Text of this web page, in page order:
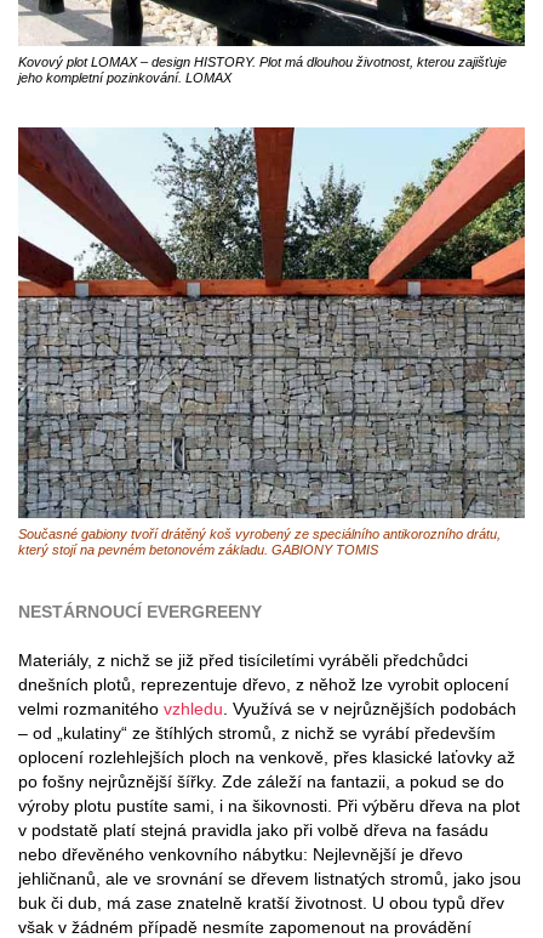
Kovový plot LOMAX – design HISTORY. Plot má dlouhou životnost, kterou zajišťuje
jeho kompletní pozinkování. LOMAX
Současné gabiony tvoří drátěný koš vyrobený ze speciálního antikorozního drátu,
který stojí na pevném betonovém základu. GABIONY TOMIS
NESTÁRNOUCÍ EVERGREENY
Materiály, z nichž se již před tisíciletími vyráběli předchůdci
dnešních plotů, reprezentuje dřevo, z něhož lze vyrobit oplocení
velmi rozmanitého vzhledu . Využívá se v nejrůznějších podobách
– od „kulatiny“ ze štíhlých stromů, z nichž se vyrábí především
oplocení rozlehlejších ploch na venkově, přes klasické laťovky až
po fošny nejrůznější šířky. Zde záleží na fantazii, a pokud se do
výroby plotu pustíte sami, i na šikovnosti. Při výběru dřeva na plot
v podstatě platí stejná pravidla jako při volbě dřeva na fasádu
nebo dřevěného venkovního nábytku: Nejlevnější je dřevo
jehličnanů, ale ve srovnání se dřevem listnatých stromů, jako jsou
buk či dub, má zase znatelně kratší životnost. U obou typů dřev
však v žádném případě nesmíte zapomenout na provádění